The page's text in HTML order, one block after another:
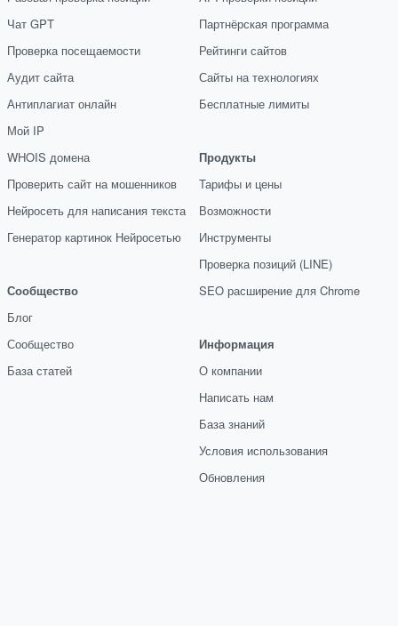
Чат GPT
Проверка посещаемости
Аудит сайта
Антиплагиат онлайн
Мой IP
WHOIS домена
Проверить сайт на мошенников
Нейросеть для написания текста
Генератор картинок Нейросетью
Сообщество
Блог
Сообщество
База статей
Партнёрская программа
Рейтинги сайтов
Сайты на технологиях
Бесплатные лимиты
Продукты
Тарифы и цены
Возможности
Инструменты
Проверка позиций (LINE)
SEO расширение для Chrome
Информация
О компании
Написать нам
База знаний
Условия использования
Обновления